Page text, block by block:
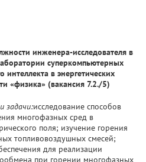
инженера-исследователя в
суперкомпьютерных
интеллекта в энергетических
«физика» (вакансия 7.2./5)
задачи:исследование способов
многофазных сред в
поля; изучение горения
топливовоздушных смесей;
для реализации
при горении многофазных